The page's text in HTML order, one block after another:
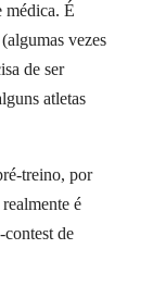
médica. É
vezes
de ser
atletas
treino, por
é
de